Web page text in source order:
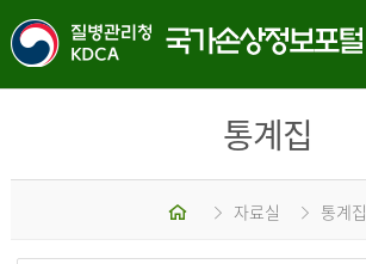
통계집
홈 자료실 통계집